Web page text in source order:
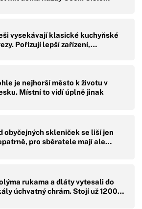
vysekávají klasické kuchyňské
Pořizují lepší zařízení,…
je nejhorší město k životu v
Místní to vidí úplně jinak
obyčejných skleniček se liší jen
pro sběratele mají ale…
rukama a dláty vytesali do
úchvatný chrám. Stojí už 1200…